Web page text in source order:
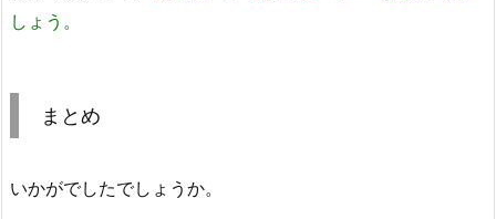
しょう。
まとめ
いかがでしたでしょうか。